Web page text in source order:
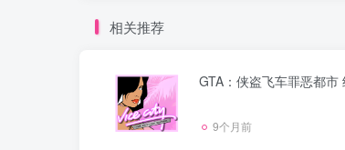
相关推荐
GTA：侠盗飞车罪恶都市
9个月前